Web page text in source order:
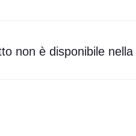
non è disponibile